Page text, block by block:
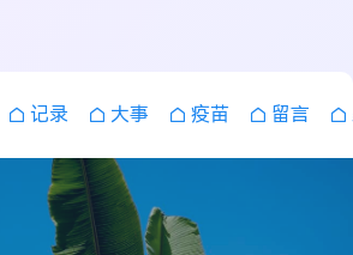
记录 大事 疫苗 留言